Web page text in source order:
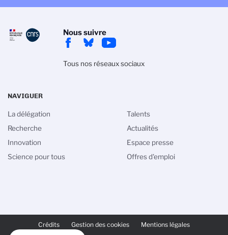
Nous suivre
Tous nos réseaux sociaux
PAGE
Crédits Gestion des cookies Mentions légales
NAVIGUER
La délégation
Recherche
Innovation
Science pour tous
Talents
Actualités
Espace presse
Offres d'emploi